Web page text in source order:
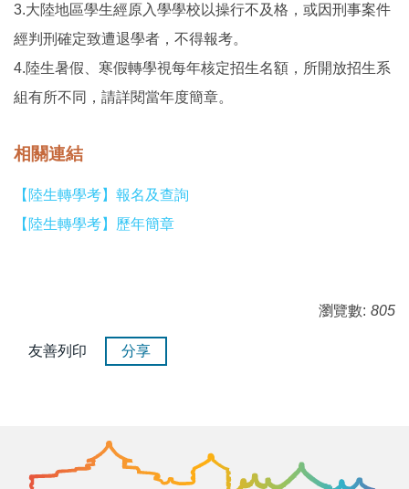
3.大陸地區學生經原入學學校以操行不及格，或因刑事案件
經判刑確定致遭退學者，不得報考。
4.陸生暑假、寒假轉學視每年核定招生名額，所開放招生系
組有所不同，請詳閱當年度簡章。
相關連結
【陸生轉學考】報名及查詢
【陸生轉學考】歷年簡章
瀏覽數: 805
友善列印 分享